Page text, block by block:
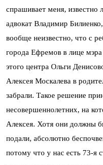
спрашивает меня,
адвокат Владимир
вообще неизвестно, что с
города Ефремов в лице
этого центра Ольги
Алексея Москалева в
забрали. Такое решение
несовершеннолетних, на
Алексея. Хотя они должны
подали, абсолютно
потому что у нас есть 73-я